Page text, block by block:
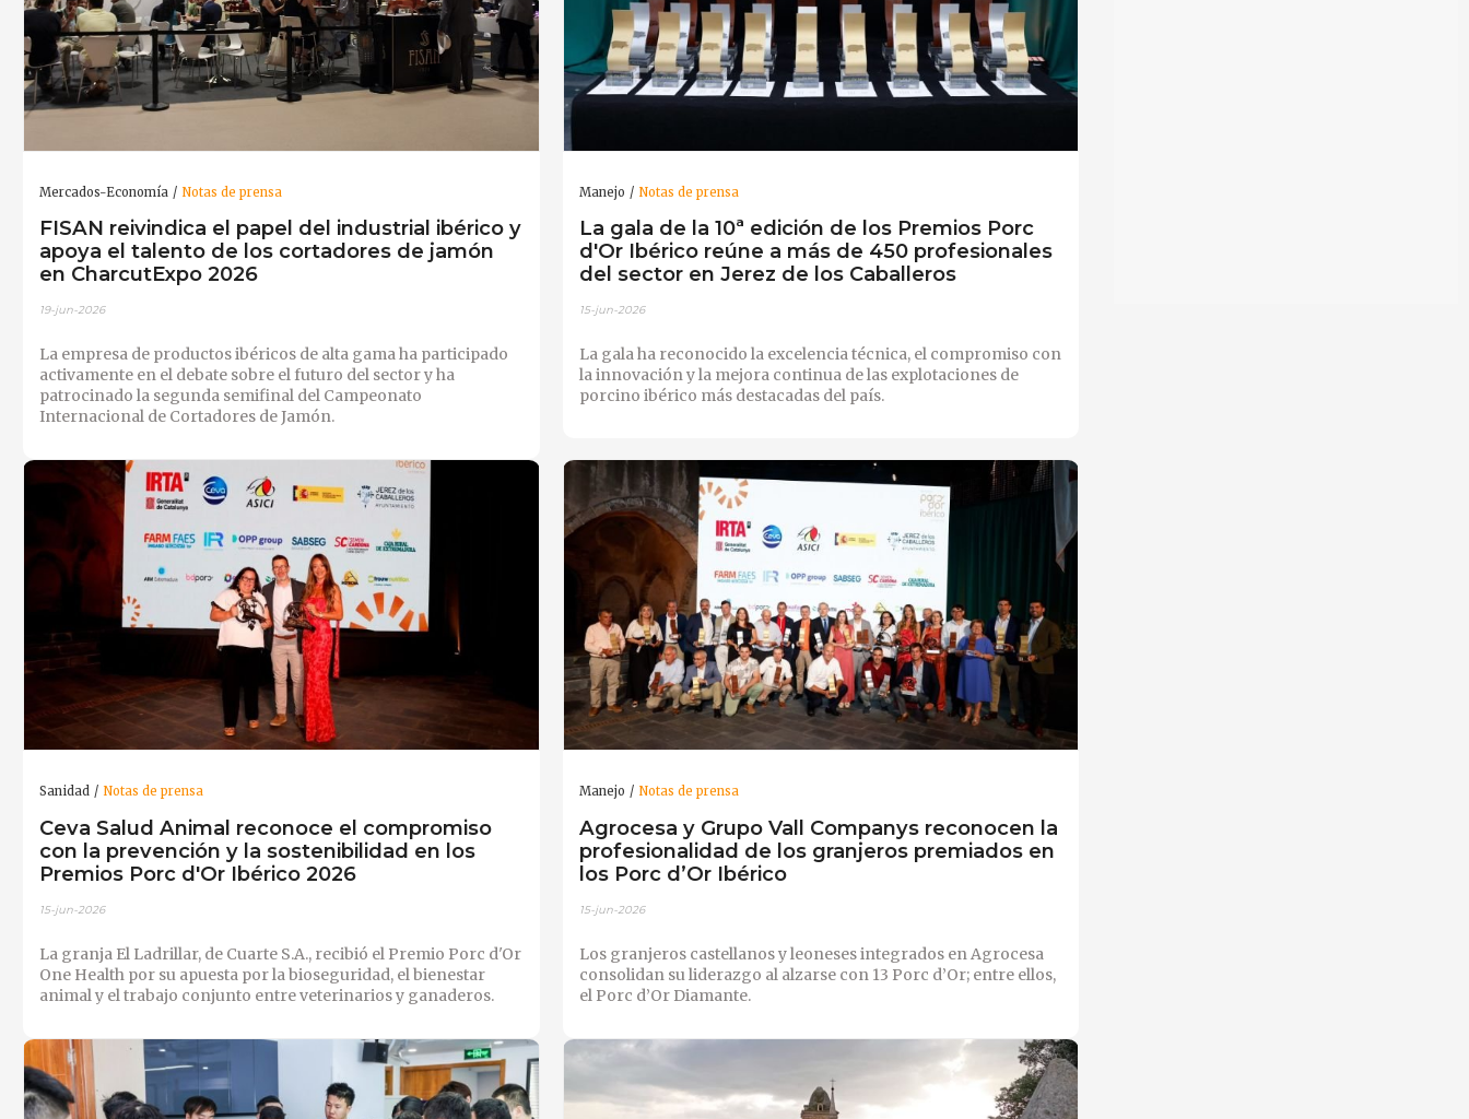
Mercados-Economía Notas de prensa
FISAN reivindica el papel del industrial ibérico y
apoya el talento de los cortadores de jamón
en CharcutExpo 2026
19-jun-2026
La empresa de productos ibéricos de alta gama ha participado
activamente en el debate sobre el futuro del sector y ha
patrocinado la segunda semifinal del Campeonato
Internacional de Cortadores de Jamón.
Manejo Notas de prensa
La gala de la 10ª edición de los Premios Porc
d'Or Ibérico reúne a más de 450 profesionales
del sector en Jerez de los Caballeros
15-jun-2026
La gala ha reconocido la excelencia técnica, el compromiso con
la innovación y la mejora continua de las explotaciones de
porcino ibérico más destacadas del país.
Sanidad Notas de prensa
Ceva Salud Animal reconoce el compromiso
con la prevención y la sostenibilidad en los
Premios Porc d'Or Ibérico 2026
15-jun-2026
La granja El Ladrillar, de Cuarte S.A., recibió el Premio Porc d'Or
One Health por su apuesta por la bioseguridad, el bienestar
animal y el trabajo conjunto entre veterinarios y ganaderos.
Manejo Notas de prensa
Agrocesa y Grupo Vall Companys reconocen la
profesionalidad de los granjeros premiados en
los Porc d’Or Ibérico
15-jun-2026
Los granjeros castellanos y leoneses integrados en Agrocesa
consolidan su liderazgo al alzarse con 13 Porc d’Or; entre ellos,
el Porc d’Or Diamante.